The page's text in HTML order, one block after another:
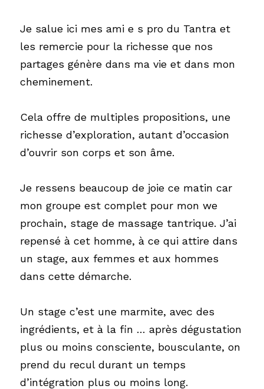
Je salue ici mes ami e s pro du Tantra et
les remercie pour la richesse que nos
partages génère dans ma vie et dans mon
cheminement.
Cela offre de multiples propositions, une
richesse d’exploration, autant d’occasion
d’ouvrir son corps et son âme.
Je ressens beaucoup de joie ce matin car
mon groupe est complet pour mon we
prochain, stage de massage tantrique. J’ai
repensé à cet homme, à ce qui attire dans
un stage, aux femmes et aux hommes
dans cette démarche.
Un stage c’est une marmite, avec des
ingrédients, et à la fin … après dégustation
plus ou moins consciente, bousculante, on
prend du recul durant un temps
d’intégration plus ou moins long.